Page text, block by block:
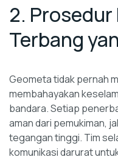
2.
Terbang
Geometa tidak pernah
membahayakan
bandara. Setiap
aman dari pemukiman,
tegangan tinggi. Tim
komunikasi darurat